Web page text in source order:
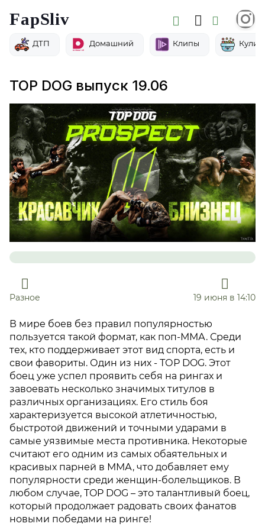
FapSliv
ДТП Домашний Клипы
TOP DOG выпуск 19.06
Разное 19 июня в 14:10
В мире боев без правил популярностью
пользуется такой формат, как поп-ММА. Среди
тех, кто поддерживает этот вид спорта, есть и
свои фавориты. Один из них - ТОР DOG. Этот
боец уже успел проявить себя на рингах и
завоевать несколько значимых титулов в
различных организациях. Его стиль боя
характеризуется высокой атлетичностью,
быстротой движений и точными ударами в
самые уязвимые места противника. Некоторые
считают его одним из самых обаятельных и
красивых парней в ММА, что добавляет ему
популярности среди женщин-болельщиков. В
любом случае, TOP DOG – это талантливый боец,
который продолжает радовать своих фанатов
новыми победами на ринге!